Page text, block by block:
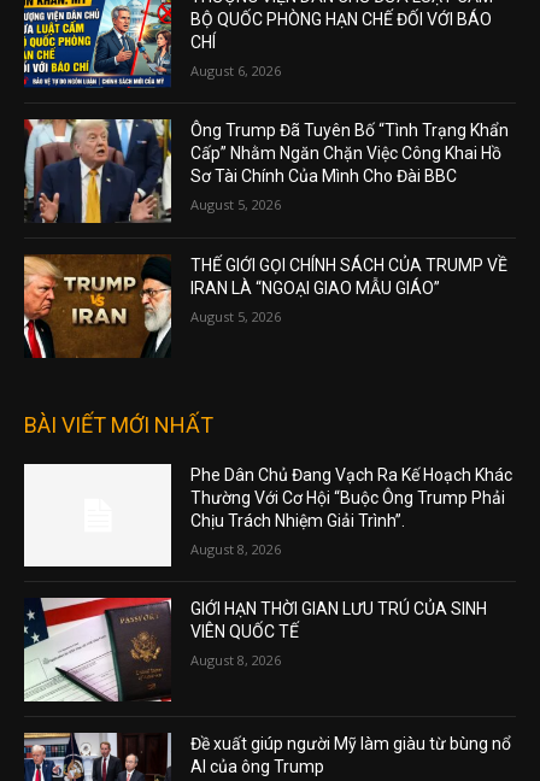
BỘ QUỐC PHÒNG HẠN CHẾ ĐỐI VỚI BÁO
CHÍ
August 6, 2026
Ông Trump Đã Tuyên Bố “Tình Trạng Khẩn
Cấp” Nhằm Ngăn Chặn Việc Công Khai Hồ
Sơ Tài Chính Của Mình Cho Đài BBC
August 5, 2026
THẾ GIỚI GỌI CHÍNH SÁCH CỦA TRUMP VỀ
IRAN LÀ “NGOẠI GIAO MẪU GIÁO”
August 5, 2026
BÀI VIẾT MỚI NHẤT
Phe Dân Chủ Đang Vạch Ra Kế Hoạch Khác
Thường Với Cơ Hội “Buộc Ông Trump Phải
Chịu Trách Nhiệm Giải Trình”.
August 8, 2026
GIỚI HẠN THỜI GIAN LƯU TRÚ CỦA SINH
VIÊN QUỐC TẾ
August 8, 2026
Đề xuất giúp người Mỹ làm giàu từ bùng nổ
AI của ông Trump